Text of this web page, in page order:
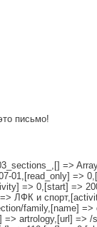
письмо!
=> 0,[start] => 2000-08-29,[read_only] => 0,[specialists] => Array ()),[5572] => stdClass Object ([id] => 5572,[ref] => 0,[alpha] => manual,[url] => /section/manual,[name] => мануальный терапевт,[activity] => 0,[start] => 2003-06-27,[read_only] => 0,[specialists] => Array ()),[5604] => stdClass Object ([id] => 5604,[ref] => 0,[alpha] => massaj,[url] => /section/massaj,[name] => массаж,[activity] => 0,[start] => 2005-01-18,[read_only] => 0,[specialists] => Array ()),[191] => stdClass Object ([id] => 191,[ref] => 0,[alpha] => narcology,[url] => /section/narcology,[name] => нарколог,[activity] => 0,[start] => 2000-03-29,[read_only] => 1,[specialists] => Array ()),[5550] => stdClass Object ([id] => 5550,[ref] => 191,[alpha] => anonim,[url] => /section/anonim,[name] => для тех, кто бросил,[activity] => 0,[start] => 2002-10-25,[read_only] => 1,[specialists] => Array ()),[5595] => stdClass Object ([id] => 5595,[ref] => 191,[alpha] => near,[url] => /section/near,[name] => для тех, кто рядом,[activity] => 0,[start] => 2004-02-26,[read_only] => 1,[specialists] => Array ()),[190] => stdClass Object ([id] => 190,[ref] => 0,[alpha] => neurology,[url] =>